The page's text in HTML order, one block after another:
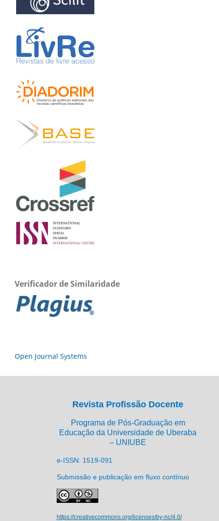
Verificador de Similaridade
Open Journal Systems
Revista Profissão Docente
Programa de Pós-Graduação em
Educação da Universidade de Uberaba
– UNIUBE
e-ISSN: 1519-091
Submissão e publicação em fluxo contínuo
https://creativecommons.org/licenses/by-nc/4.0/